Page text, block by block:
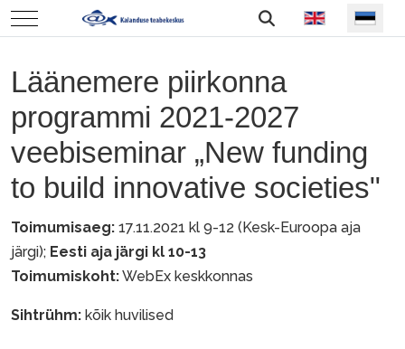
Mobile Menu Toggle Vali keel
Läänemere piirkonna
programmi 2021-2027
veebiseminar „New funding
to build innovative societies"
Toimumisaeg: 17.11.2021 kl 9-12 (Kesk-Euroopa aja
järgi); Eesti aja järgi kl 10-13
Toimumiskoht:WebEx keskkonnas
Sihtrühm: kõik huvilised